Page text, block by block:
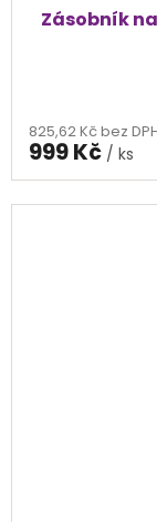
Zásobník
produktu
je
5,0
z
825,62 Kč bez
999 Kč / ks